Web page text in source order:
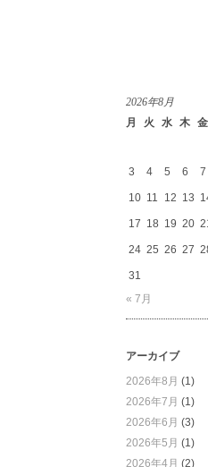
2026年8月
月
火 水 木 金
3 4 5 6 7
10 11 12 13
17 18 19 20
24 25 26 27
31
« 7月
アーカイブ
2026年8月 (1)
2026年7月 (1)
2026年6月 (3)
2026年5月 (1)
2026年4月 (2)